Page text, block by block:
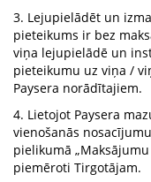
3. Lejupielādēt un
pieteikums ir bez
viņa lejupielādē un
pieteikumu uz viņa /
Paysera norādītajiem.
4. Lietojot Paysera
vienošanās
pielikumā
piemēroti Tirgotājam.